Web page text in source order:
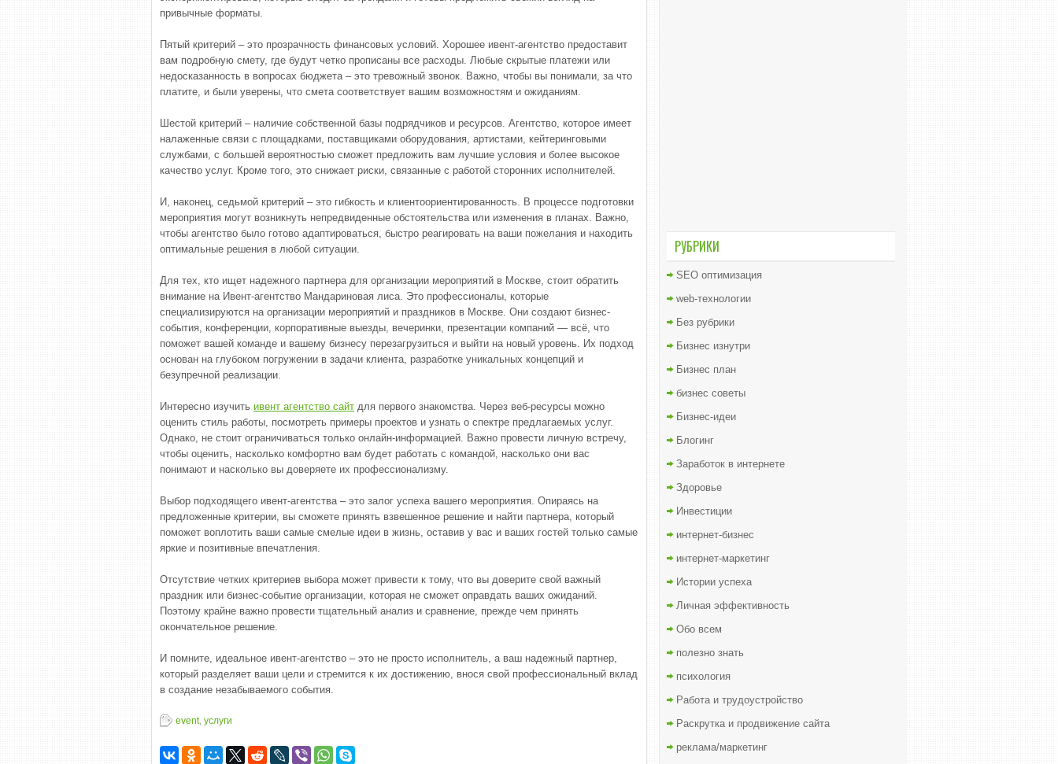
привычные форматы.
Пятый критерий – это прозрачность финансовых условий. Хорошее ивент-агентство предоставит
вам подробную смету, где будут четко прописаны все расходы. Любые скрытые платежи или
недосказанность в вопросах бюджета – это тревожный звонок. Важно, чтобы вы понимали, за что
платите, и были уверены, что смета соответствует вашим возможностям и ожиданиям.
Шестой критерий – наличие собственной базы подрядчиков и ресурсов. Агентство, которое имеет
налаженные связи с площадками, поставщиками оборудования, артистами, кейтеринговыми
службами, с большей вероятностью сможет предложить вам лучшие условия и более высокое
качество услуг. Кроме того, это снижает риски, связанные с работой сторонних исполнителей.
И, наконец, седьмой критерий – это гибкость и клиентоориентированность. В процессе подготовки
мероприятия могут возникнуть непредвиденные обстоятельства или изменения в планах. Важно,
чтобы агентство было готово адаптироваться, быстро реагировать на ваши пожелания и находить
оптимальные решения в любой ситуации.
Для тех, кто ищет надежного партнера для организации мероприятий в Москве, стоит обратить
внимание на Ивент-агентство Мандариновая лиса. Это профессионалы, которые
специализируются на организации мероприятий и праздников в Москве. Они создают бизнес-
события, конференции, корпоративные выезды, вечеринки, презентации компаний — всё, что
поможет вашей команде и вашему бизнесу перезагрузиться и выйти на новый уровень. Их подход
основан на глубоком погружении в задачи клиента, разработке уникальных концепций и
безупречной реализации.
Интересно изучить ивент агентство сайт для первого знакомства. Через веб-ресурсы можно
оценить стиль работы, посмотреть примеры проектов и узнать о спектре предлагаемых услуг.
Однако, не стоит ограничиваться только онлайн-информацией. Важно провести личную встречу,
чтобы оценить, насколько комфортно вам будет работать с командой, насколько они вас
понимают и насколько вы доверяете их профессионализму.
Выбор подходящего ивент-агентства – это залог успеха вашего мероприятия. Опираясь на
предложенные критерии, вы сможете принять взвешенное решение и найти партнера, который
поможет воплотить ваши самые смелые идеи в жизнь, оставив у вас и ваших гостей только самые
яркие и позитивные впечатления.
Отсутствие четких критериев выбора может привести к тому, что вы доверите свой важный
праздник или бизнес-событие организации, которая не сможет оправдать ваших ожиданий.
Поэтому крайне важно провести тщательный анализ и сравнение, прежде чем принять
окончательное решение.
И помните, идеальное ивент-агентство – это не просто исполнитель, а ваш надежный партнер,
который разделяет ваши цели и стремится к их достижению, внося свой профессиональный вклад
в создание незабываемого события.
event, услуги
РУБРИКИ
SEO оптимизация
web-технологии
Без рубрики
Бизнес изнутри
Бизнес план
бизнес советы
Бизнес-идеи
Блогинг
Заработок в интернете
Здоровье
Инвестиции
интернет-бизнес
интернет-маркетинг
Истории успеха
Личная эффективность
Обо всем
полезно знать
психология
Работа и трудоустройство
Раскрутка и продвижение сайта
реклама/маркетинг